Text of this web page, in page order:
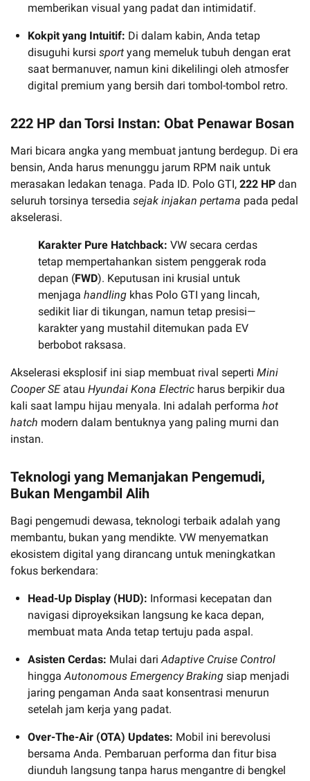
memberikan visual yang padat dan intimidatif.
Kokpit yang Intuitif: Di dalam kabin, Anda tetap
disuguhi kursi sport yang memeluk tubuh dengan erat
saat bermanuver, namun kini dikelilingi oleh atmosfer
digital premium yang bersih dari tombol-tombol retro.
222 HP dan Torsi Instan: Obat Penawar Bosan
Mari bicara angka yang membuat jantung berdegup. Di era
bensin, Anda harus menunggu jarum RPM naik untuk
merasakan ledakan tenaga. Pada ID. Polo GTI, 222 HP dan
seluruh torsinya tersedia sejak injakan pertama pada pedal
akselerasi.
Karakter Pure Hatchback: VW secara cerdas
tetap mempertahankan sistem penggerak roda
depan (FWD). Keputusan ini krusial untuk
menjaga handling khas Polo GTI yang lincah,
sedikit liar di tikungan, namun tetap presisi—
karakter yang mustahil ditemukan pada EV
berbobot raksasa.
Akselerasi eksplosif ini siap membuat rival seperti Mini
Cooper SEatau Hyundai Kona Electric harus berpikir dua
kali saat lampu hijau menyala. Ini adalah performa hot
hatch modern dalam bentuknya yang paling murni dan
instan.
Teknologi yang Memanjakan Pengemudi,
Bukan Mengambil Alih
Bagi pengemudi dewasa, teknologi terbaik adalah yang
membantu, bukan yang mendikte. VW menyematkan
ekosistem digital yang dirancang untuk meningkatkan
fokus berkendara:
Head-Up Display (HUD): Informasi kecepatan dan
navigasi diproyeksikan langsung ke kaca depan,
membuat mata Anda tetap tertuju pada aspal.
Asisten Cerdas: Mulai dari Adaptive Cruise Control
hingga Autonomous Emergency Braking siap menjadi
jaring pengaman Anda saat konsentrasi menurun
setelah jam kerja yang padat.
Over-The-Air (OTA) Updates: Mobil ini berevolusi
bersama Anda. Pembaruan performa dan fitur bisa
diunduh langsung tanpa harus mengantre di bengkel